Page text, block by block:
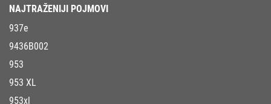
NAJTRAŽENIJI POJMOVI
937e
9436B002
953
953 XL
953xl